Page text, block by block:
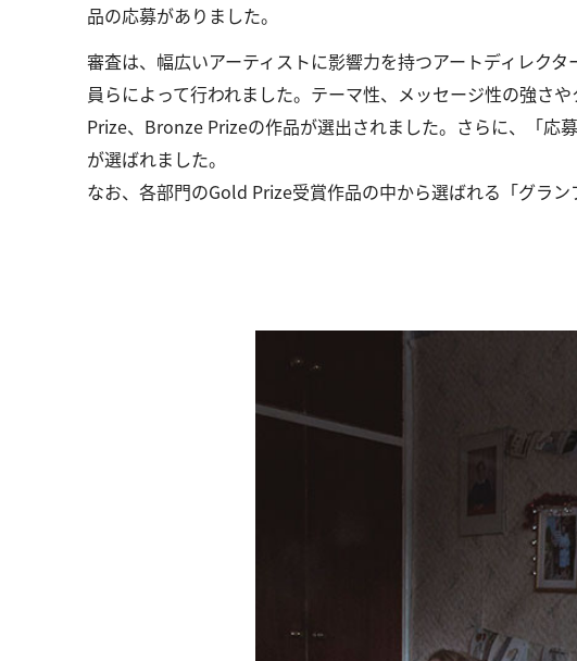
品の応募がありました。
審査は、幅広いアーティストに影響力を持つアートディレク
員らによって行われました。テーマ性、メッセージ性の強さ
Prize、Bronze Prizeの作品が選出されました。さらに、「応
が選ばれました。
なお、各部門のGold Prize受賞作品の中から選ばれる「グラ